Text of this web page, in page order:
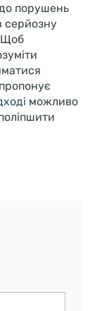
порушень
серйозну
Щоб
можливо